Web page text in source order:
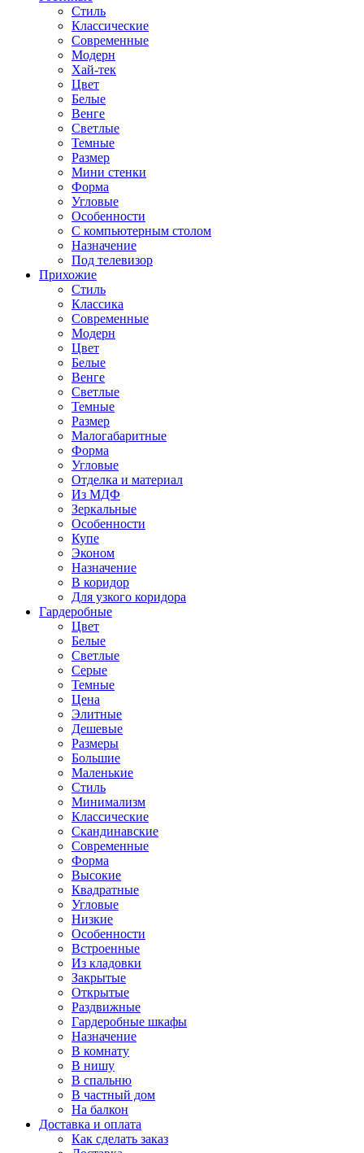
Стиль
Классические
Современные
Модерн
Хай-тек
Цвет
Белые
Венге
Светлые
Темные
Размер
Мини стенки
Форма
Угловые
Особенности
С компьютерным столом
Назначение
Под телевизор
Прихожие
Стиль
Классика
Современные
Модерн
Цвет
Белые
Венге
Светлые
Темные
Размер
Малогабаритные
Форма
Угловые
Отделка и материал
Из МДФ
Зеркальные
Особенности
Купе
Эконом
Назначение
В коридор
Для узкого коридора
Гардеробные
Цвет
Белые
Светлые
Серые
Темные
Цена
Элитные
Дешевые
Размеры
Большие
Маленькие
Стиль
Минимализм
Классические
Скандинавские
Современные
Форма
Высокие
Квадратные
Угловые
Низкие
Особенности
Встроенные
Из кладовки
Закрытые
Открытые
Раздвижные
Гардеробные шкафы
Назначение
В комнату
В нишу
В спальню
В частный дом
На балкон
Доставка и оплата
Как сделать заказ